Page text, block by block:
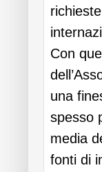
Con
una
spesso
media
fonti di